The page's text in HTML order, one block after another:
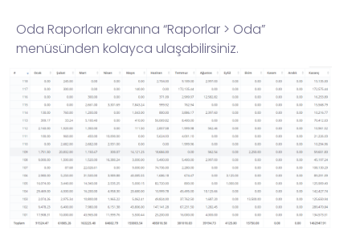
Oda Raporları ekranına “Raporlar > Oda”
menüsünden kolayca ulaşabilirsiniz.